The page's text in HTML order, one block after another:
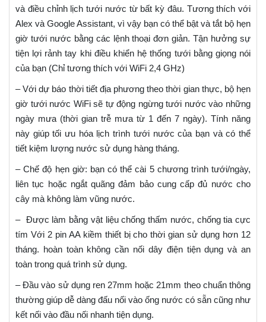
và điều chỉnh lịch tưới nước từ bất kỳ đâu. Tương thích với
Alex và Google Assistant, vì vậy bạn có thể bật và tắt bộ hẹn
giờ tưới nước bằng các lệnh thoại đơn giản. Tận hưởng sự
tiện lợi rảnh tay khi điều khiển hệ thống tưới bằng giọng nói
của bạn (Chỉ tương thích với WiFi 2,4 GHz)
– Với dự báo thời tiết địa phương theo thời gian thực, bộ hẹn
giờ tưới nước WiFi sẽ tự động ngừng tưới nước vào những
ngày mưa (thời gian trễ mưa từ 1 đến 7 ngày). Tính năng
này giúp tối ưu hóa lịch trình tưới nước của bạn và có thể
tiết kiệm lượng nước sử dụng hàng tháng.
– Chế độ hẹn giờ: bạn có thể cài 5 chương trình tưới/ngày,
liên tục hoặc ngắt quãng đảm bảo cung cấp đủ nước cho
cây mà không làm vũng nước.
– Được làm bằng vật liệu chống thấm nước, chống tia cực
tím Với 2 pin AA kiềm thiết bị cho thời gian sử dụng hơn 12
tháng. hoàn toàn không cần nối dây điện tiện dụng và an
toàn trong quá trình sử dụng.
– Đầu vào sử dụng ren 27mm hoặc 21mm theo chuẩn thông
thường giúp dễ dàng đấu nối vào ống nước có sẵn cũng như
kết nối vào đầu nối nhanh tiện dụng.